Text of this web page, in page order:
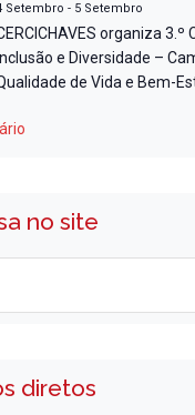
Setembro - 5 Setembro
organiza 3.º
Inclusão e Diversidade –
de Vida e Bem-
no site
diretos